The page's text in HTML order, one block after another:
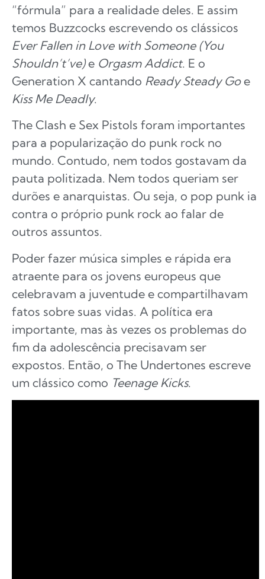
“fórmula” para a realidade deles. E assim
temos Buzzcocks escrevendo os clássicos
Ever Fallen in Love with Someone (You
Shouldn’t’ve)e Orgasm Addict. E o
Generation X cantando Ready Steady Goe
Kiss Me Deadly.
The Clash e Sex Pistols foram importantes
para a popularização do punk rock no
mundo. Contudo, nem todos gostavam da
pauta politizada. Nem todos queriam ser
durões e anarquistas. Ou seja, o pop punk ia
contra o próprio punk rock ao falar de
outros assuntos.
Poder fazer música simples e rápida era
atraente para os jovens europeus que
celebravam a juventude e compartilhavam
fatos sobre suas vidas. A política era
importante, mas às vezes os problemas do
fim da adolescência precisavam ser
expostos. Então, o The Undertones escreve
um clássico como Teenage Kicks.